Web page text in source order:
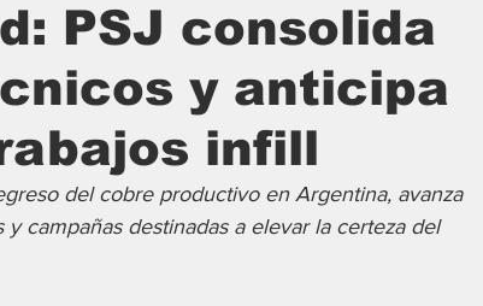
PSJ consolida
y anticipa
infill
del cobre productivo en Argentina, avanza
campañas destinadas a elevar la certeza del